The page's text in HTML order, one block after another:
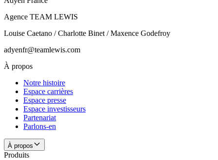
Agence TEAM LEWIS
Louise Caetano / Charlotte Binet / Maxence Godefroy
À propos
Notre histoire
Espace carrières
Espace presse
Espace investisseurs
Partenariat
Parlons-en
À propos
Produits